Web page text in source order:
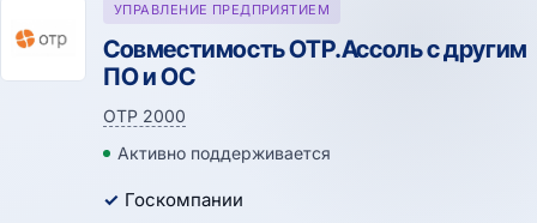
УПРАВЛЕНИЕ ПРЕДПРИЯТИЕМ
Совместимость ОТР.Ассоль с другим
ПО и ОС
ОТР 2000
Активно поддерживается
Госкомпании